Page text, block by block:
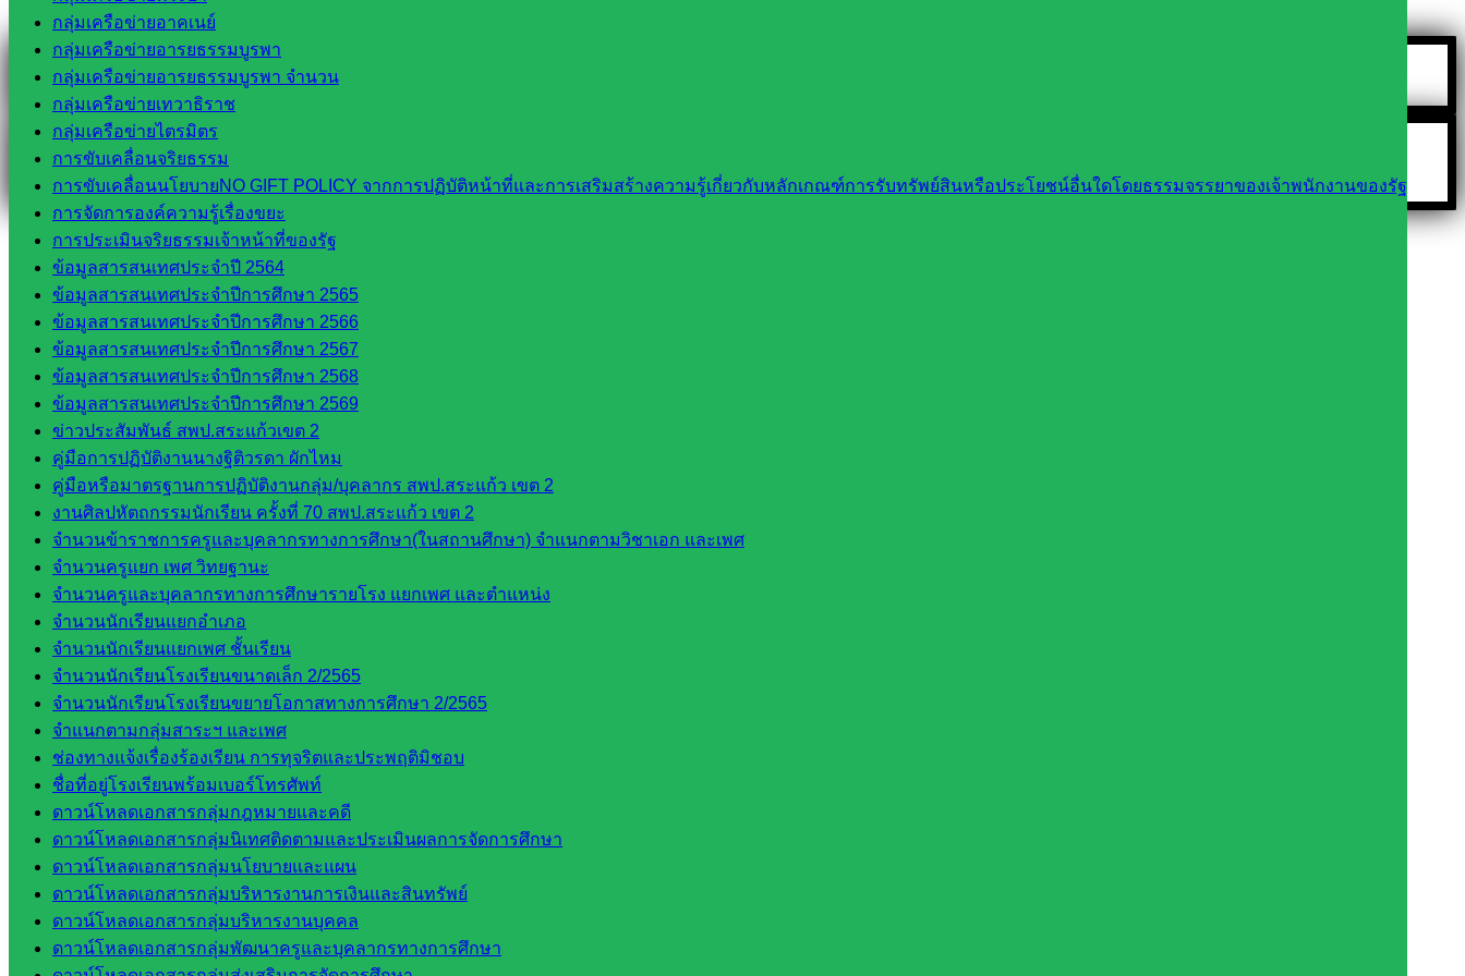
กลุ่มเครือข่ายอาคเนย์
กลุ่มเครือข่ายอารยธรรมบูรพา
กลุ่มเครือข่ายอารยธรรมบูรพา จำนวน
กลุ่มเครือข่ายเทวาธิราช
กลุ่มเครือข่ายไตรมิตร
การขับเคลื่อนจริยธรรม
การขับเคลื่อนนโยบายNO GIFT POLICY จากการปฏิบัติหน้าที่และการเสริมสร้างความรู้เกี่ยวกับหลักเกณฑ์การรับทรัพย์สินหรือประโยชน์อื่นใดโดยธรรมจรรยาของเจ้าพนักงานของรัฐ
การจัดการองค์ความรู้เรื่องขยะ
การประเมินจริยธรรมเจ้าหน้าที่ของรัฐ
ข้อมูลสารสนเทศประจำปี 2564
ข้อมูลสารสนเทศประจำปีการศึกษา 2565
ข้อมูลสารสนเทศประจำปีการศึกษา 2566
ข้อมูลสารสนเทศประจำปีการศึกษา 2567
ข้อมูลสารสนเทศประจำปีการศึกษา 2568
ข้อมูลสารสนเทศประจำปีการศึกษา 2569
ข่าวประสัมพันธ์ สพป.สระแก้วเขต 2
คู่มือการปฏิบัติงานนางฐิติวรดา ผักไหม
คู่มือหรือมาตรฐานการปฏิบัติงานกลุ่ม/บุคลากร สพป.สระแก้ว เขต 2
งานศิลปหัตถกรรมนักเรียน ครั้งที่ 70 สพป.สระแก้ว เขต 2
จำนวนข้าราชการครูและบุคลากรทางการศึกษา(ในสถานศึกษา) จำแนกตามวิชาเอก และเพศ
จำนวนครูแยก เพศ วิทยฐานะ
จำนวนครูและบุคลากรทางการศึกษารายโรง แยกเพศ และตำแหน่ง
จำนวนนักเรียนแยกอำเภอ
จำนวนนักเรียนแยกเพศ ชั้นเรียน
จำนวนนักเรียนโรงเรียนขนาดเล็ก 2/2565
จำนวนนักเรียนโรงเรียนขยายโอกาสทางการศึกษา 2/2565
จำแนกตามกลุ่มสาระฯ และเพศ
ช่องทางแจ้งเรื่องร้องเรียน การทุจริตและประพฤติมิชอบ
ชื่อที่อยู่โรงเรียนพร้อมเบอร์โทรศัพท์
ดาวน์โหลดเอกสารกลุ่มกฎหมายและคดี
ดาวน์โหลดเอกสารกลุ่มนิเทศติดตามและประเมินผลการจัดการศึกษา
ดาวน์โหลดเอกสารกลุ่มนโยบายและแผน
ดาวน์โหลดเอกสารกลุ่มบริหารงานการเงินและสินทรัพย์
ดาวน์โหลดเอกสารกลุ่มบริหารงานบุคคล
ดาวน์โหลดเอกสารกลุ่มพัฒนาครูและบุคลากรทางการศึกษา
Facebook